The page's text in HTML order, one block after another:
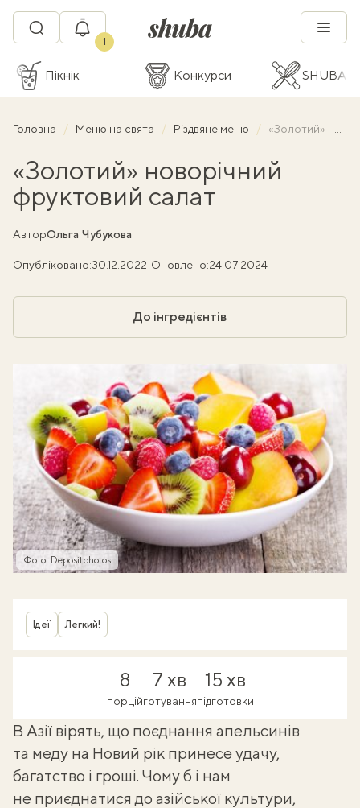
1
Пікнік Конкурси SHUBA
Головна Меню на свята Різдвяне меню «Золотий» новорічний фруктовий салат
«Золотий» новорічний
фруктовий салат
АвторОльга Чубукова
Опубліковано:30.12.2022|Оновлено:24.07.2024
До інгредієнтів
Фото: Depositphotos
Ідеї Легкий!
8
порцій
7 хв
готування
15 хв
підготовки
В Азії вірять, що поєднання апельсинів
та меду на Новий рік принесе удачу,
багатство і гроші. Чому б і нам
не приєднатися до азійської культури,